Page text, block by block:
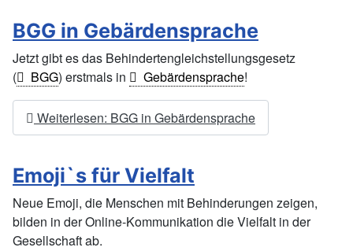
BGG in Gebärdensprache
Jetzt gibt es das Behindertengleichstellungsgesetz
(
BGG) erstmals in Gebärdensprache!
Weiterlesen: BGG in Gebärdensprache
Emoji`s für Vielfalt
Neue Emoji, die Menschen mit Behinderungen zeigen,
bilden in der Online-Kommunikation die Vielfalt in der
Gesellschaft ab.